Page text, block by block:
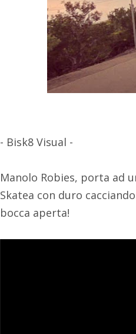
- Bisk8 Visual -
Manolo Robies, porta ad
Skatea con duro
bocca aperta!